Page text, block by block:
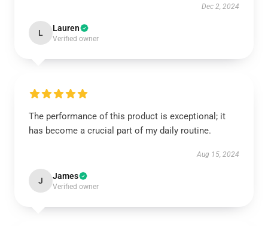
Dec 2, 2024
L Lauren
Verified owner
The performance of this product is exceptional; it
has become a crucial part of my daily routine.
Aug 15, 2024
J James
Verified owner